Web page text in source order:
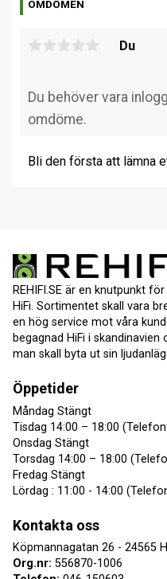
OMDÖMEN
Du
Bli den första att lämna
REHIFI.SE är en knutpunkt
HiFi. Sortimentet skall vara
en hög service mot våra
begagnad HiFi i
man skall byta ut sin
Öppetider
Måndag Stängt
Tisdag 14:00 – 18:00
Onsdag Stängt
Torsdag 14:00 – 18:00
Fredag Stängt
Lördag : 11:00 - 14:00
Kontakta oss
Köpmannagatan 26 - 24565
Org.nr: 556870-1006